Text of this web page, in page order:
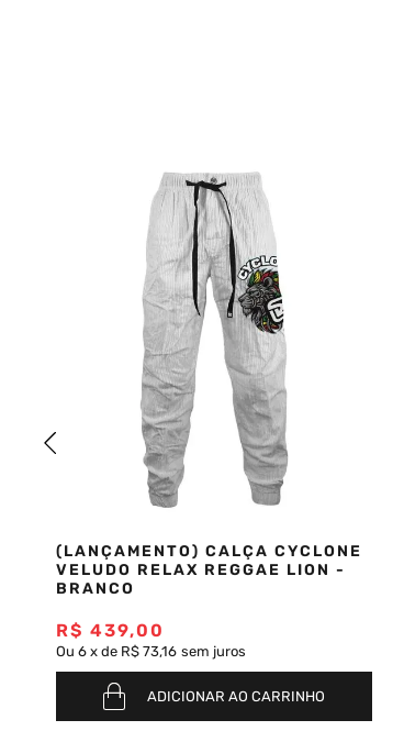
Composição: 90% algodão / 10% viscose
Referência: 03050835
Inverno 26
(LANÇAMENTO) CALÇA CYCLONE
VELUDO RELAX REGGAE LION -
BRANCO
R$ 439,00
Ou 6 xde R$ 73,16 sem juros
ADICIONAR AO CARRINHO